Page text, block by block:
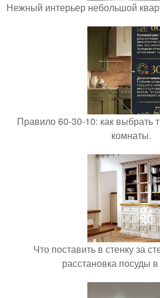
Нежный интерьер небольшой
Правило 60-30-10: как выбрать
комнаты.
Что поставить в стенку за
расстановка посуды